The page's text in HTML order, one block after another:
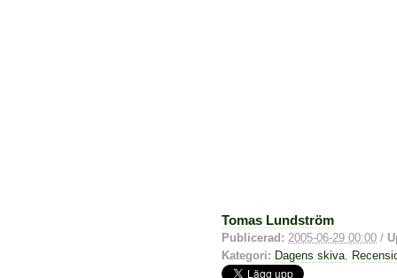
Tomas Lundström
Publicerad: 2005-06-29 00:00 /
Kategori: Dagens skiva,